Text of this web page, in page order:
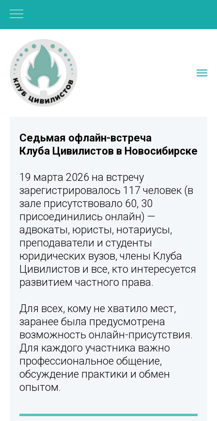
Седьмая офлайн-встреча
Клуба Цивилистов в Новосибирске
19 марта 2026 на встречу
зарегистрировалось 117 человек (в
зале присутствовало 60, 30
присоединились онлайн) —
адвокаты, юристы, нотариусы,
преподаватели и студенты
юридических вузов, члены Клуба
Цивилистов и все, кто интересуется
развитием частного права.
Для всех, кому не хватило мест,
заранее была предусмотрена
возможность онлайн-присутствия.
Для каждого участника важно
профессиональное общение,
обсуждение практики и обмен
опытом.